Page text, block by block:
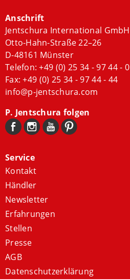
Anschrift
Jentschura International GmbH
Otto-Hahn-Straße 22–26
D-48161 Münster
Telefon:+49 (0) 25 34 - 97 44 - 0
Fax: +49 (0) 25 34 - 97 44 - 44
info@p-jentschura.com
P. Jentschura folgen
Service
Kontakt
Händler
Newsletter
Erfahrungen
Stellen
Presse
AGB
Datenschutzerklärung